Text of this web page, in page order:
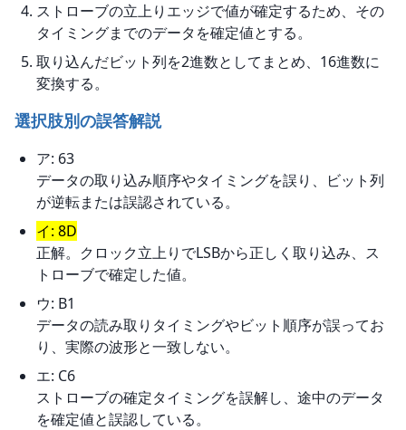
ストローブの立上りエッジで値が確定するため、その
タイミングまでのデータを確定値とする。
取り込んだビット列を2進数としてまとめ、16進数に
変換する。
選択肢別の誤答解説
ア: 63
データの取り込み順序やタイミングを誤り、ビット列
が逆転または誤認されている。
イ: 8D
正解。クロック立上りでLSBから正しく取り込み、ス
トローブで確定した値。
ウ: B1
データの読み取りタイミングやビット順序が誤ってお
り、実際の波形と一致しない。
エ: C6
ストローブの確定タイミングを誤解し、途中のデータ
を確定値と誤認している。